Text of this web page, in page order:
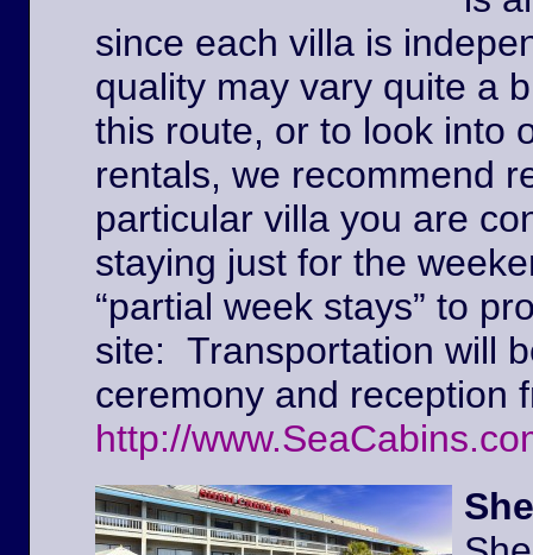
since each villa is
quality may vary quite a
this route, or to look into
rentals, we recommend
particular villa you are
staying just for the
“partial week stays” to
site: Transportation will
ceremony and reception
http://